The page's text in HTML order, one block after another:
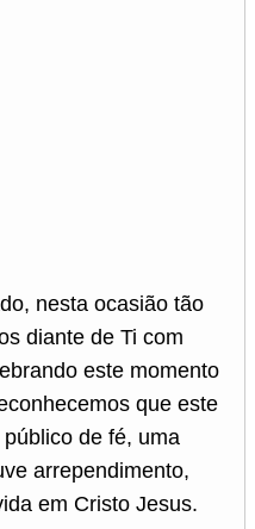
nesta ocasião tão
diante de Ti com
este momento
que este
de fé, uma
arrependimento,
em Cristo Jesus.